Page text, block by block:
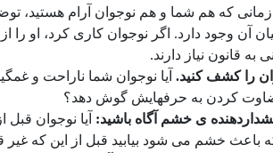
که هم شما و هم نوجوان آرام هستید،
آن وجود دارد. اگر نوجوان کاری کرد، او
به قانون نیاز دارند.
را کشف کنید.آیا نوجوان شما ناراحت و
کردن به حرفهایش گوش دهد؟
ی خشم آگاه باشید: آیا نوجوان
باعث خشم می شود بیابید قبل از این که غیر